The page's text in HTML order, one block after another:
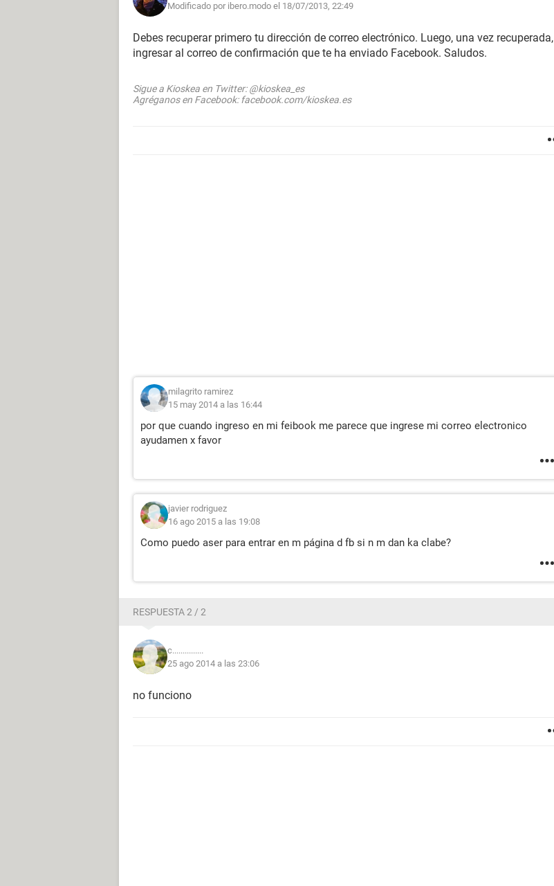
Modificado por ibero.modo el 18/07/2013, 22:49
Debes recuperar primero tu dirección de correo electrónico. Luego, una vez recuperada,
ingresar al correo de confirmación que te ha enviado Facebook. Saludos.
Sigue a Kioskea en Twitter: @kioskea_es
Agréganos en Facebook: facebook.com/kioskea.es
milagrito ramirez
15 may 2014 a las 16:44
por que cuando ingreso en mi feibook me parece que ingrese mi correo electronico
ayudamen x favor
javier rodriguez
16 ago 2015 a las 19:08
Como puedo aser para entrar en m página d fb si n m dan ka clabe?
RESPUESTA 2 / 2
c...............
25 ago 2014 a las 23:06
no funciono